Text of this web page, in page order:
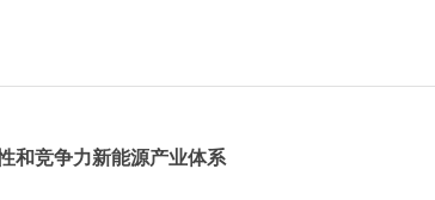
和竞争力新能源产业体系